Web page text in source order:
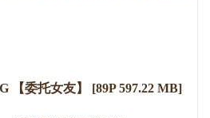
【委托女友】 [89P 597.22 MB]